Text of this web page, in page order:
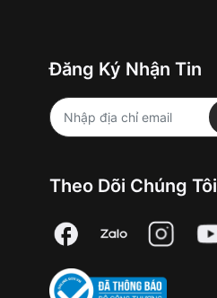
Đăng Ký Nhận Tin
Theo Dõi Chúng Tôi